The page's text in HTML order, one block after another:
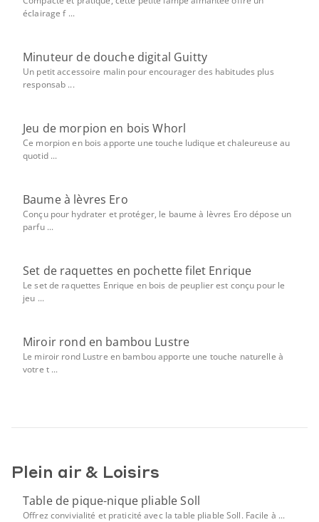
éclairage f ...
Minuteur de douche digital Guitty
Un petit accessoire malin pour encourager des habitudes plus
responsab ...
Jeu de morpion en bois Whorl
Ce morpion en bois apporte une touche ludique et chaleureuse au
quotid ...
Baume à lèvres Ero
Conçu pour hydrater et protéger, le baume à lèvres Ero dépose un
parfu ...
Set de raquettes en pochette filet Enrique
Le set de raquettes Enrique en bois de peuplier est conçu pour le
jeu ...
Miroir rond en bambou Lustre
Le miroir rond Lustre en bambou apporte une touche naturelle à
votre t ...
Plein air & Loisirs
Table de pique-nique pliable Soll
Offrez convivialité et praticité avec la table pliable Soll. Facile à ...